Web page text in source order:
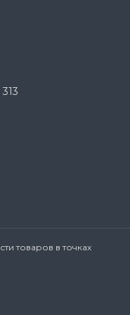
товаров в точках